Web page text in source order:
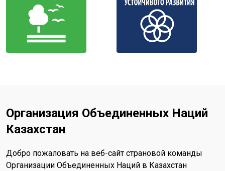
Организация Объединенных Наций
Казахстан
Добро пожаловать на веб-сайт страновой команды
Организации Объединенных Наций в Казахстан